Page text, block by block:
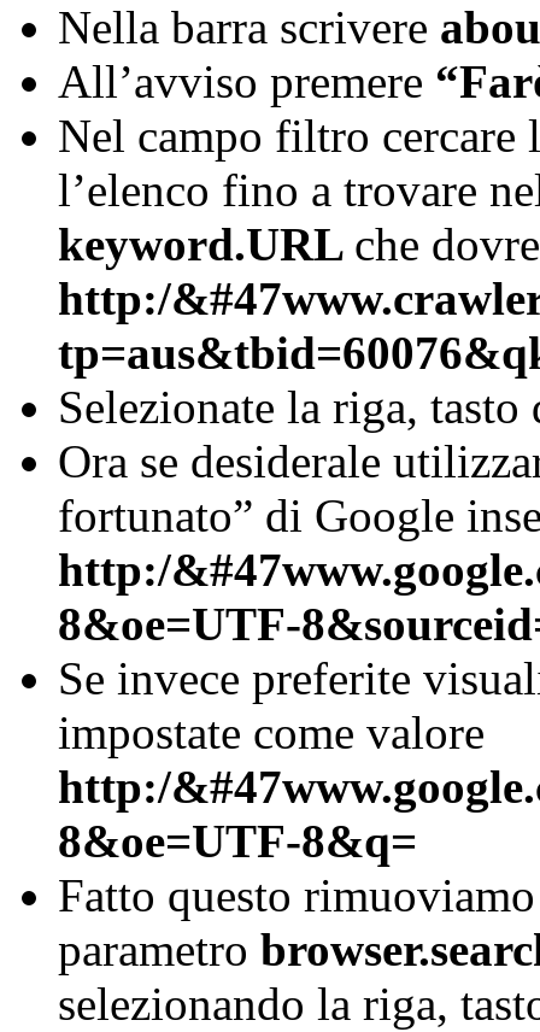
Nella barra scrivere
All’avviso premere
Nel campo filtro cercare
l’elenco fino a trovare
keyword.URL che
http:/
Selezionate la riga,
Ora se desiderale
fortunato” di Google
http:/
8&oe=UTF-
Se invece preferite
impostate come valore
http:/
8&oe=UTF-8&q=
Fatto questo
parametro
selezionando la riga,